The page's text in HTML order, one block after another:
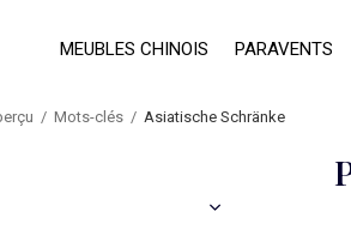
MEUBLES CHINOIS PARAVENTS
Mots-clés Asiatische Schränke